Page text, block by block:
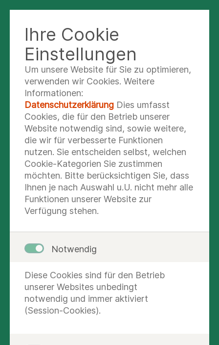
Dr. med. Cathleen
Moscoso Ludueña
Leitende Oberärztin
Ihre Cookie
Einstellungen
Um unsere Website für Sie zu optimieren,
verwenden wir Cookies. Weitere
Informationen:
Datenschutzerklärung Dies umfasst
Cookies, die für den Betrieb unserer
Website notwendig sind, sowie weitere,
die wir für verbesserte Funktionen
nutzen. Sie entscheiden selbst, welchen
Cookie-Kategorien Sie zustimmen
möchten. Bitte berücksichtigen Sie, dass
Ihnen je nach Auswahl u.U. nicht mehr alle
Funktionen unserer Website zur
Verfügung stehen.
Notwendig
Diese Cookies sind für den Betrieb
unserer Websites unbedingt
notwendig und immer aktiviert
(Session-Cookies).